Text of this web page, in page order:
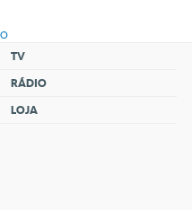
TV
RÁDIO
LOJA